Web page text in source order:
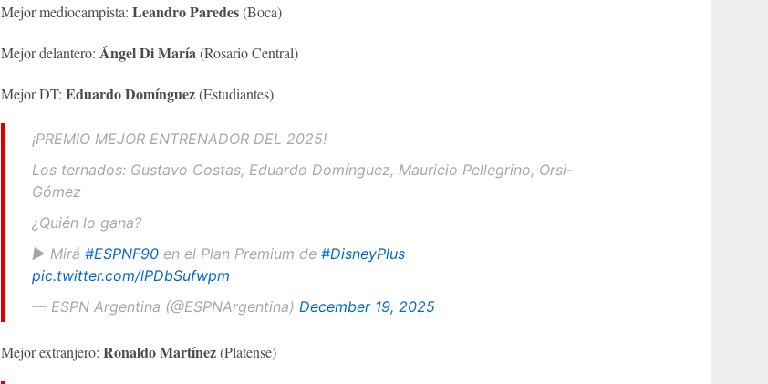
Mejor mediocampista: Leandro Paredes(Boca)
Mejor delantero: Ángel Di María(Rosario Central)
Mejor DT: Eduardo Domínguez(Estudiantes)
¡PREMIO MEJOR ENTRENADOR DEL 2025!
Los ternados: Gustavo Costas, Eduardo Domínguez, Mauricio Pellegrino, Orsi-
Gómez
¿Quién lo gana?
▶️ Mirá #ESPNF90en el Plan Premium de #DisneyPlus
pic.twitter.com/lPDbSufwpm
— ESPN Argentina (@ESPNArgentina) December 19, 2025
Mejor extranjero: Ronaldo Martínez(Platense)